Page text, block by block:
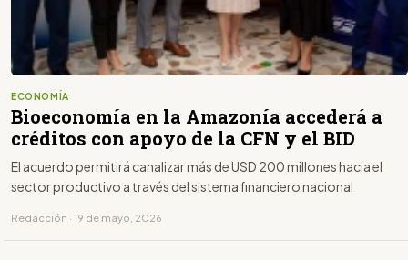
ECONOMÍA
Bioeconomía en la Amazonía accederá a
créditos con apoyo de la CFN y el BID
El acuerdo permitirá canalizar más de USD 200 millones hacia el
sector productivo a través del sistema financiero nacional
Redacción · 19 de mayo, 2026